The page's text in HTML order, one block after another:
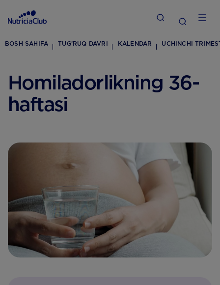
BOSH SAHIFA TUG’RUQ DAVRI KALENDAR UCHINCHI
Homiladorlikning 36-
haftasi